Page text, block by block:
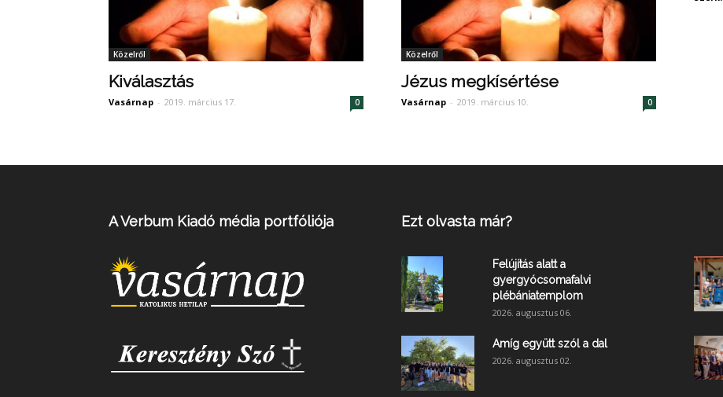
Közelről
Kiválasztás
Vasárnap - 2019. március 17. 0
Közelről
Jézus megkísértése
Vasárnap - 2019. március 10. 0
A Verbum Kiadó média portfóliója Ezt olvasta már?
Felújítás alatt a
gyergyócsomafalvi
plébániatemplom
2026. augusztus 06.
Amíg együtt szól a dal
2026. augusztus 02.